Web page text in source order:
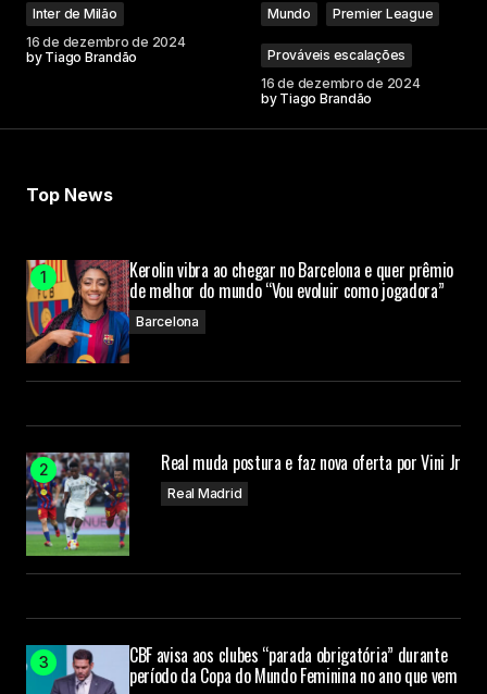
Inter de Milão
16 de dezembro de 2024
by Tiago Brandão
Mundo Premier League
Prováveis escalações
16 de dezembro de 2024
by Tiago Brandão
Top News
Kerolin vibra ao chegar no Barcelona e quer prêmio
de melhor do mundo “Vou evoluir como jogadora”
Barcelona
Real muda postura e faz nova oferta por Vini Jr
Real Madrid
CBF avisa aos clubes “parada obrigatória” durante
período da Copa do Mundo Feminina no ano que vem